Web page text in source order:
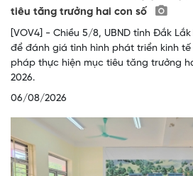
tiêu tăng trưởng hai con số
[VOV4] - Chiều 5/8, UBND tỉnh Đắk
để đánh giá tình hình phát triển kinh
pháp thực hiện mục tiêu tăng trưởng
2026.
06/08/2026